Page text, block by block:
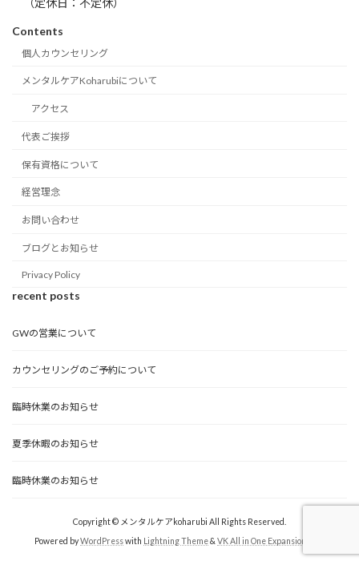
（定休日：不定休）
Contents
個人カウンセリング
メンタルケアKoharubiについて
アクセス
代表ご挨拶
保有資格について
経営理念
お問い合わせ
ブログとお知らせ
Privacy Policy
recent posts
GWの営業について
カウンセリングのご予約について
臨時休業のお知らせ
夏季休暇のお知らせ
臨時休業のお知らせ
Copyright © メンタルケアkoharubi All Rights Reserved.
Powered byWordPresswith Lightning Theme& VK All in One Expansion Unit